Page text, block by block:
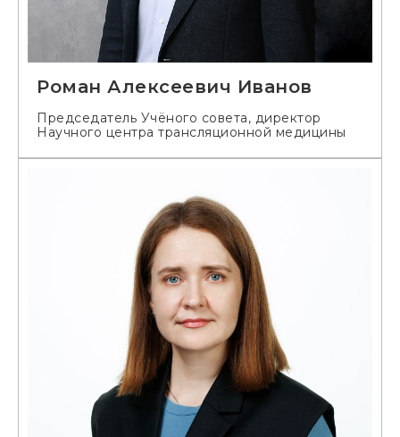
Роман Алексеевич Иванов
Председатель Учёного совета, директор
Научного центра трансляционной медицины